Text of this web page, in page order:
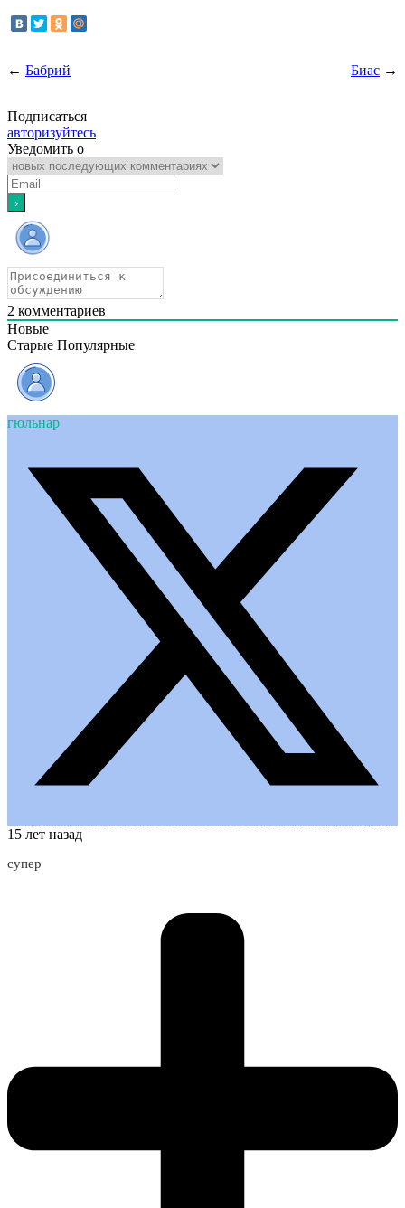
← Бабрий Биас →
Подписаться
авторизуйтесь
Уведомить о
2 комментариев
Новые
Старые Популярные
гюльнар
15 лет назад
супер